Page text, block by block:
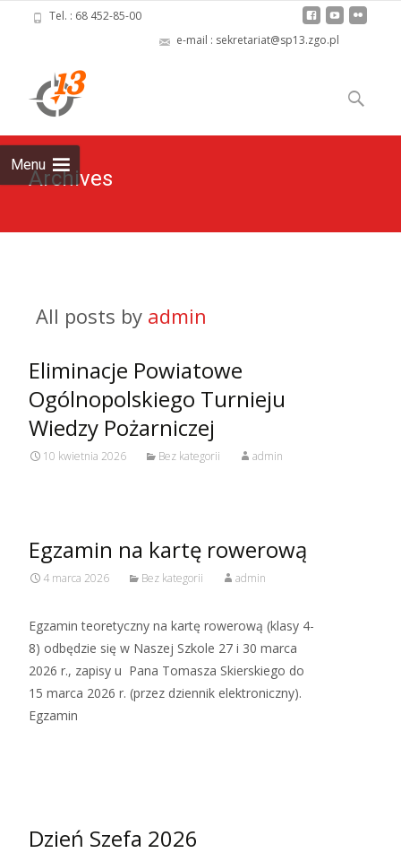
Tel. : 68 452-85-00
e-mail : sekretariat@sp13.zgo.pl
Menu
to
content
Szukaj:
Archives
All posts by admin
Eliminacje Powiatowe
Ogólnopolskiego Turnieju
Wiedzy Pożarniczej
10 kwietnia 2026 Bez kategorii admin
Egzamin na kartę rowerową
4 marca 2026 Bez kategorii admin
Egzamin teoretyczny na kartę rowerową (klasy 4-
8) odbędzie się w Naszej Szkole 27 i 30 marca
2026 r., zapisy u Pana Tomasza Skierskiego do
15 marca 2026 r. (przez dziennik elektroniczny).
Egzamin
Dzień Szefa 2026